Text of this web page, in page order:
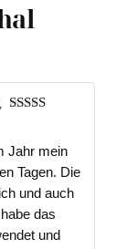
Jahr mein
Tagen. Die
und auch
das
und